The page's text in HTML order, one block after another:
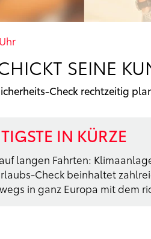
Uhr
SEINE
Check rechtzeitig
IN KÜRZE
langen Fahrten:
Check beinhaltet
in ganz Europa mit dem